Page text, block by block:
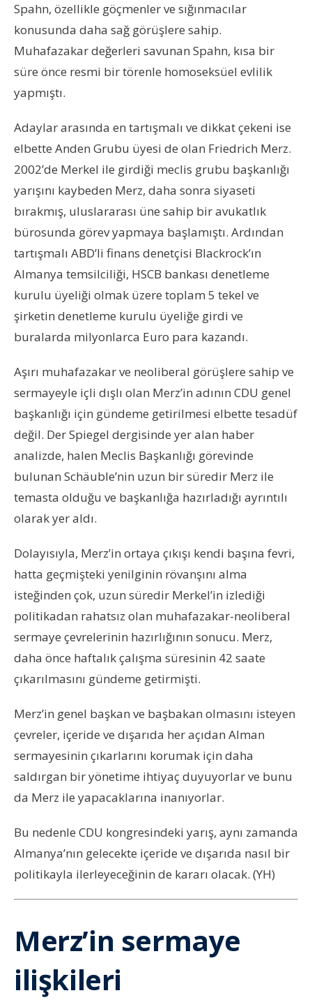
Spahn, özellikle göçmenler ve sığınmacılar
konusunda daha sağ görüşlere sahip.
Muhafazakar değerleri savunan Spahn, kısa bir
süre önce resmi bir törenle homoseksüel evlilik
yapmıştı.
Adaylar arasında en tartışmalı ve dikkat çekeni ise
elbette Anden Grubu üyesi de olan Friedrich Merz.
2002’de Merkel ile girdiği meclis grubu başkanlığı
yarışını kaybeden Merz, daha sonra siyaseti
bırakmış, uluslararası üne sahip bir avukatlık
bürosunda görev yapmaya başlamıştı. Ardından
tartışmalı ABD’li finans denetçisi Blackrock’ın
Almanya temsilciliği, HSCB bankası denetleme
kurulu üyeliği olmak üzere toplam 5 tekel ve
şirketin denetleme kurulu üyeliğe girdi ve
buralarda milyonlarca Euro para kazandı.
Aşırı muhafazakar ve neoliberal görüşlere sahip ve
sermayeyle içli dışlı olan Merz’in adının CDU genel
başkanlığı için gündeme getirilmesi elbette tesadüf
değil. Der Spiegel dergisinde yer alan haber
analizde, halen Meclis Başkanlığı görevinde
bulunan Schäuble’nin uzun bir süredir Merz ile
temasta olduğu ve başkanlığa hazırladığı ayrıntılı
olarak yer aldı.
Dolayısıyla, Merz’in ortaya çıkışı kendi başına fevri,
hatta geçmişteki yenilginin rövanşını alma
isteğinden çok, uzun süredir Merkel’in izlediği
politikadan rahatsız olan muhafazakar-neoliberal
sermaye çevrelerinin hazırlığının sonucu. Merz,
daha önce haftalık çalışma süresinin 42 saate
çıkarılmasını gündeme getirmişti.
Merz’in genel başkan ve başbakan olmasını isteyen
çevreler, içeride ve dışarıda her açıdan Alman
sermayesinin çıkarlarını korumak için daha
saldırgan bir yönetime ihtiyaç duyuyorlar ve bunu
da Merz ile yapacaklarına inanıyorlar.
Bu nedenle CDU kongresindeki yarış, aynı zamanda
Almanya’nın gelecekte içeride ve dışarıda nasıl bir
politikayla ilerleyeceğinin de kararı olacak. (YH)
Merz’in sermaye
ilişkileri